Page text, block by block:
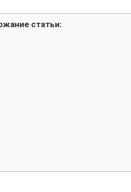
статьи: